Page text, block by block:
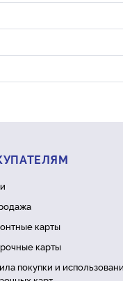
карты
карты
покупки и